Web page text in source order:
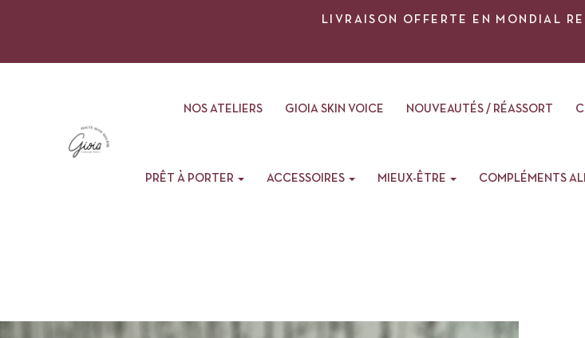
LIVRAISON OFFERTE EN MONDIAL
NOS ATELIERS GIOIA SKIN VOICE NOUVEAUTÉS / RÉASSORT
PRÊT À PORTER ACCESSOIRES MIEUX-ÊTRE COMPLÉMENTS